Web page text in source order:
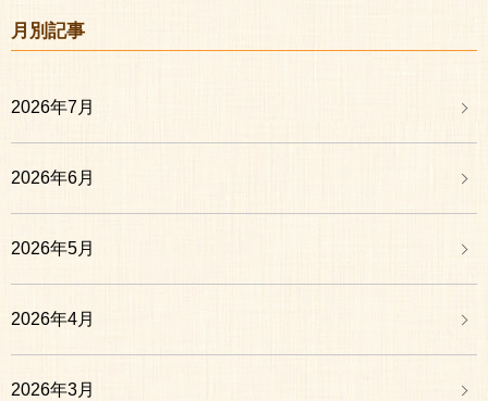
月別記事
2026年7月
2026年6月
2026年5月
2026年4月
2026年3月